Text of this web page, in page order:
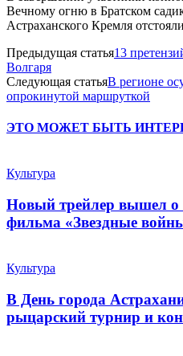
Вечному огню в Братском
Астраханского Кремля
Предыдущая статья13
Волгаря
Следующая статьяВ регионе
опрокинутой маршруткой
ЭТО МОЖЕТ БЫТЬ
Культура
Новый трейлер вышел о
фильма «Звездные
Культура
В День города
рыцарский турнир и